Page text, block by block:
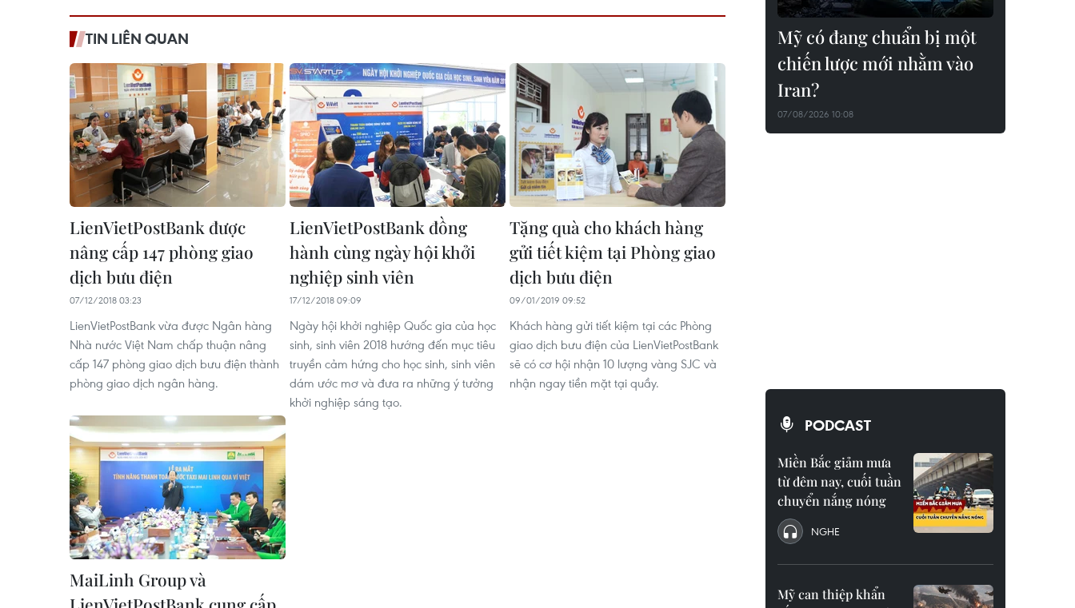
TIN LIÊN QUAN
LienVietPostBank được
nâng cấp 147 phòng giao
dịch bưu điện
07/12/2018 03:23
LienVietPostBank vừa được Ngân hàng
Nhà nước Việt Nam chấp thuận nâng
cấp 147 phòng giao dịch bưu điện thành
phòng giao dịch ngân hàng.
LienVietPostBank đồng
hành cùng ngày hội khởi
nghiệp sinh viên
17/12/2018 09:09
Ngày hội khởi nghiệp Quốc gia của học
sinh, sinh viên 2018 hướng đến mục tiêu
truyền cảm hứng cho học sinh, sinh viên
dám ước mơ và đưa ra những ý tưởng
khởi nghiệp sáng tạo.
Tặng quà cho khách hàng
gửi tiết kiệm tại Phòng giao
dịch bưu điện
09/01/2019 09:52
Khách hàng gửi tiết kiệm tại các Phòng
giao dịch bưu điện của LienVietPostBank
sẽ có cơ hội nhận 10 lượng vàng SJC và
nhận ngay tiền mặt tại quầy.
MaiLinh Group và
Mỹ có đang chuẩn bị một
chiến lược mới nhằm vào
Iran?
07/08/2026 10:08
PODCAST
Miền Bắc giảm mưa
từ đêm nay, cuối tuần
chuyển nắng nóng
NGHE
Mỹ can thiệp khẩn